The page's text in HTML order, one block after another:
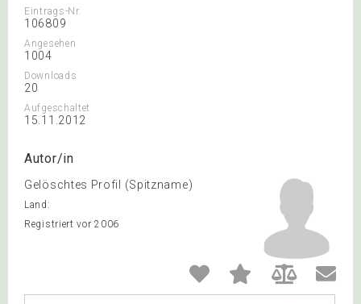
Eintrags-Nr.
106809
Angesehen
1004
Downloads
20
Aufgeschaltet
15.11.2012
Autor/in
Gelöschtes Profil (Spitzname)
Land:
Registriert vor 2006